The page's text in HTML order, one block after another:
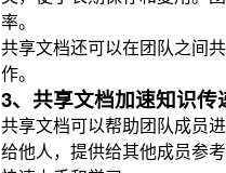
率。
共享文档还可以在团队之间
作。
3、共享文档加速知识传
共享文档可以帮助团队成员
给他人，提供给其他成员参